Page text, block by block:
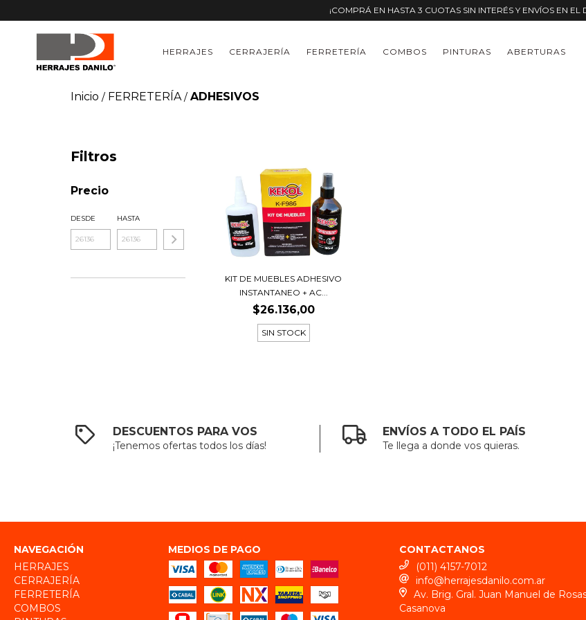
¡COMPRÁ EN HASTA 3 CUOTAS SIN INTERÉS Y ENVÍOS EN EL
HERRAJES CERRAJERÍA FERRETERÍA COMBOS PINTURAS ABERTURAS
Inicio / FERRETERÍA / ADHESIVOS
Filtros
Precio
DESDE HASTA
KIT DE MUEBLES ADHESIVO
INSTANTANEO + AC...
$26.136,00
SIN STOCK
DESCUENTOS PARA VOS
¡Tenemos ofertas todos los días!
ENVÍOS A TODO EL PAÍS
Te llega a donde vos quieras.
NAVEGACIÓN
HERRAJES
CERRAJERÍA
FERRETERÍA
COMBOS
MEDIOS DE PAGO
CONTACTANOS
(011) 4157-7012
info@herrajesdanilo.com.ar
Av. Brig. Gral. Juan Manuel de
Casanova